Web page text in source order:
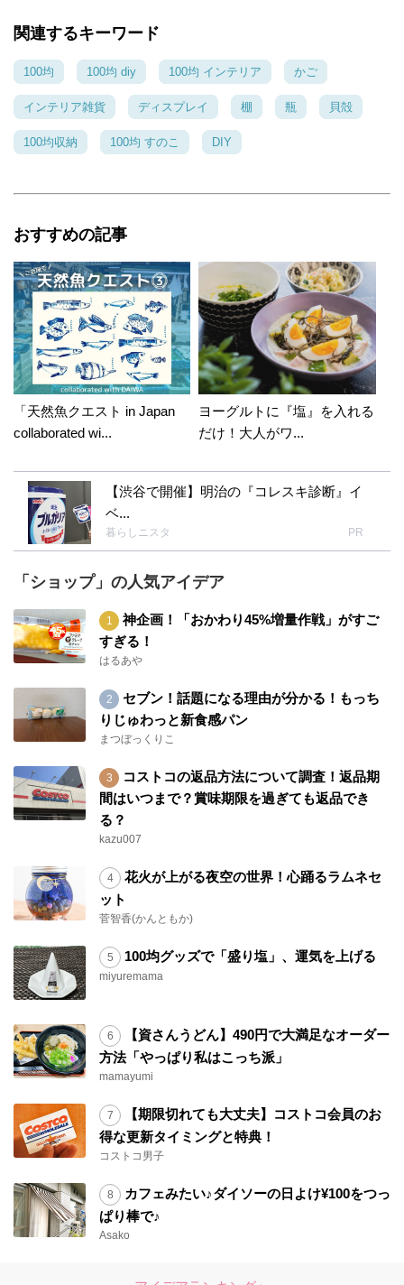
関連するキーワード
100均 100均 diy 100均 インテリア かご
インテリア雑貨 ディスプレイ 棚 瓶 貝殻
100均収納 100均 すのこ DIY
おすすめの記事
「天然魚クエスト in Japan
collaborated wi...
ヨーグルトに『塩』を入れる
だけ！大人がワ...
【渋谷で開催】明治の『コレスキ診断』イ
ベ...
暮らしニスタ PR
「ショップ」の人気アイデア
神企画！「おかわり45%増量作戦」がすご
すぎる！
はるあや
セブン！話題になる理由が分かる！もっち
りじゅわっと新食感パン
まつぼっくりこ
コストコの返品方法について調査！返品期
間はいつまで？賞味期限を過ぎても返品でき
る？
kazu007
花火が上がる夜空の世界！心踊るラムネセ
ット
菅智香(かんともか)
100均グッズで「盛り塩」、運気を上げる
miyuremama
【資さんうどん】490円で大満足なオーダー
方法「やっぱり私はこっち派」
mamayumi
【期限切れても大丈夫】コストコ会員のお
得な更新タイミングと特典！
コストコ男子
カフェみたい♪ダイソーの日よけ¥100をつっ
ぱり棒で♪
Asako